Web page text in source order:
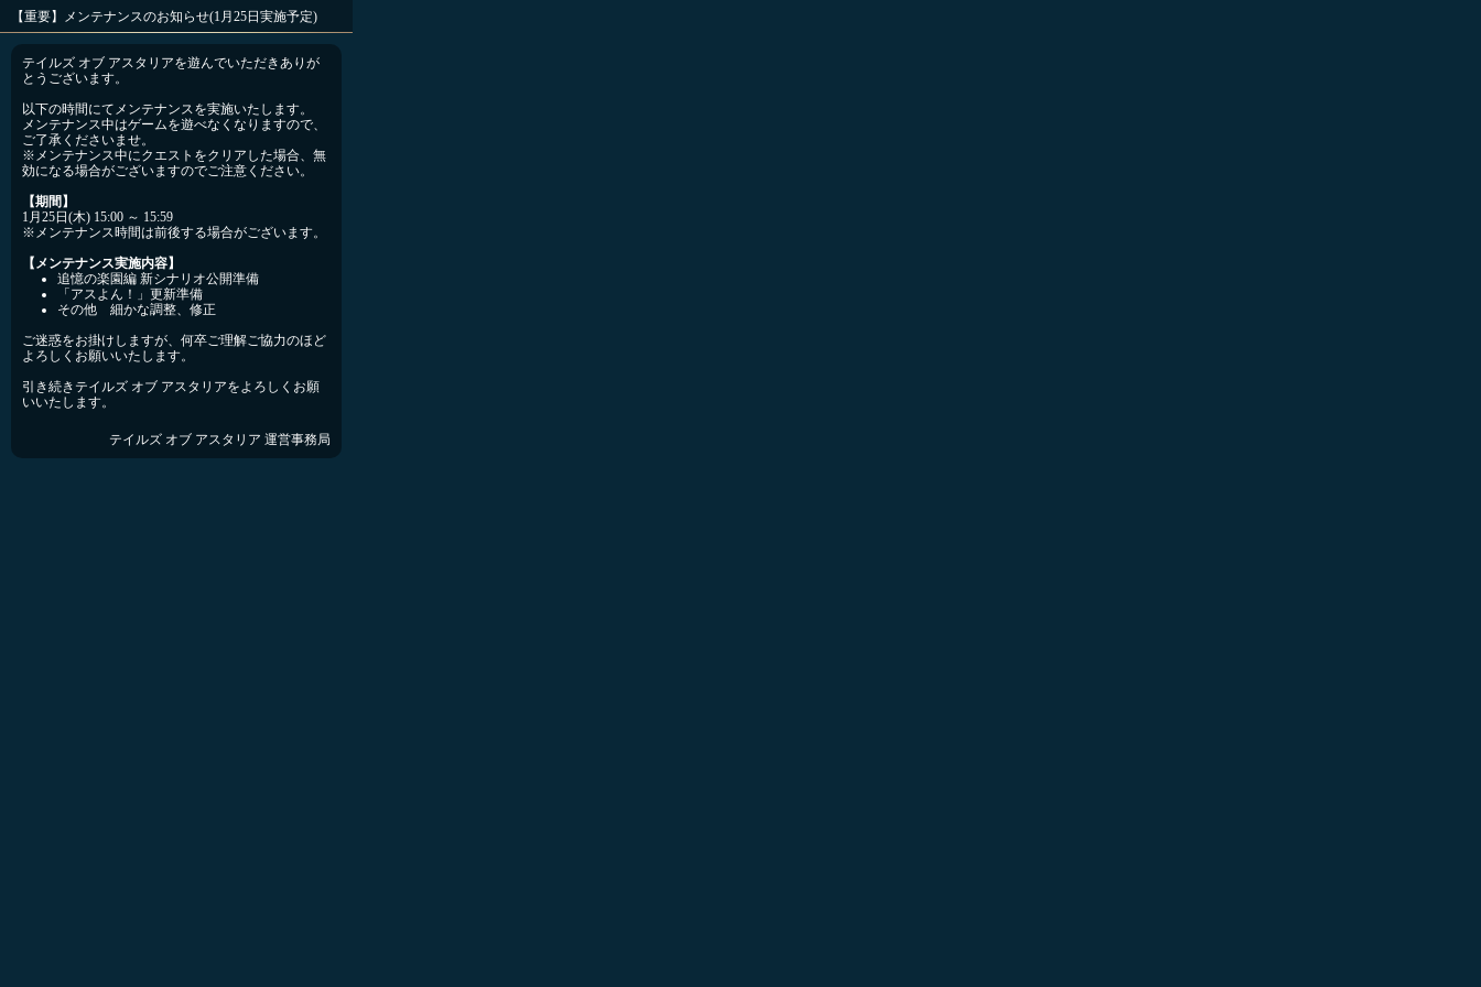
【重要】メンテナンスのお知らせ(1月25日実施予定)
テイルズ オブ アスタリアを遊んでいただきありが
とうございます。
以下の時間にてメンテナンスを実施いたします。
メンテナンス中はゲームを遊べなくなりますので、
ご了承くださいませ。
※メンテナンス中にクエストをクリアした場合、無
効になる場合がございますのでご注意ください。
【期間】
1月25日(木) 15:00 ～ 15:59
※メンテナンス時間は前後する場合がございます。
【メンテナンス実施内容】
追憶の楽園編 新シナリオ公開準備
「アスよん！」更新準備
その他 細かな調整、修正
ご迷惑をお掛けしますが、何卒ご理解ご協力のほど
よろしくお願いいたします。
引き続きテイルズ オブ アスタリアをよろしくお願
いいたします。
テイルズ オブ アスタリア 運営事務局